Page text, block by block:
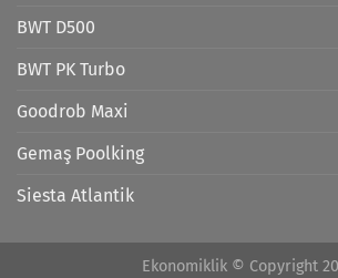
BWT D500
BWT PK Turbo
Goodrob Maxi
Gemaş Poolking
Siesta Atlantik
Ekonomiklik © Copyright